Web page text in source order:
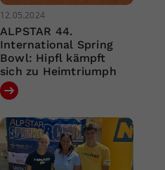
12.05.2024
ALPSTAR 44.
International Spring
Bowl: Hipfl kämpft
sich zu Heimtriumph